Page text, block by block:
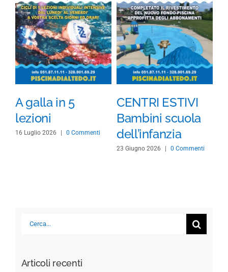
A galla in 5
lezioni
16 Luglio 2026 | 0 Commenti
CENTRI ESTIVI
Bambini scuola
dell’infanzia
23 Giugno 2026 | 0 Commenti
Cerca
Articoli recenti